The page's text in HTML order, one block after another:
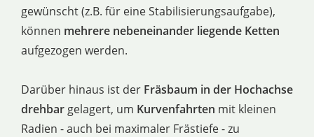
gewünscht (z.B. für eine Stabilisierungsaufgabe),
können mehrere nebeneinander liegende Ketten
aufgezogen werden.
Darüber hinaus ist der Fräsbaum in der Hochachse
drehbar gelagert, um Kurvenfahrten mit kleinen
Radien - auch bei maximaler Frästiefe - zu